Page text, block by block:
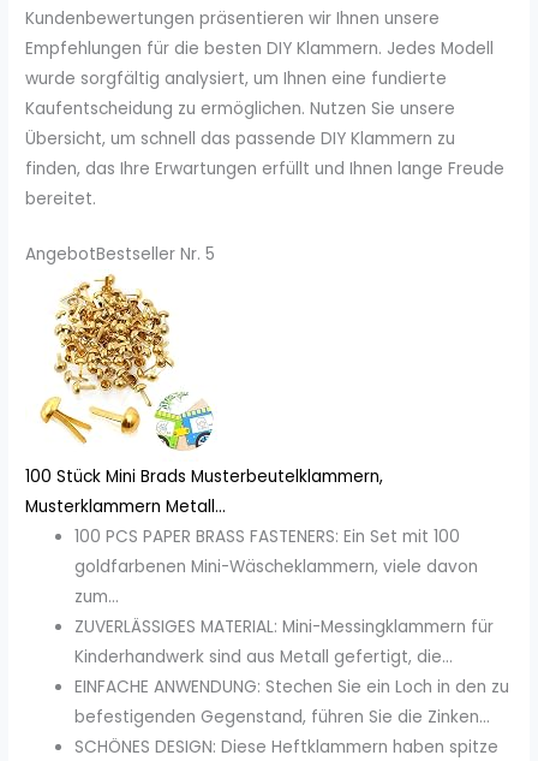
Kundenbewertungen präsentieren wir Ihnen unsere
Empfehlungen für die besten DIY Klammern. Jedes Modell
wurde sorgfältig analysiert, um Ihnen eine fundierte
Kaufentscheidung zu ermöglichen. Nutzen Sie unsere
Übersicht, um schnell das passende DIY Klammern zu
finden, das Ihre Erwartungen erfüllt und Ihnen lange Freude
bereitet.
AngebotBestseller Nr. 5
100 Stück Mini Brads Musterbeutelklammern,
Musterklammern Metall...
100 PCS PAPER BRASS FASTENERS: Ein Set mit 100
goldfarbenen Mini-Wäscheklammern, viele davon
zum...
ZUVERLÄSSIGES MATERIAL: Mini-Messingklammern für
Kinderhandwerk sind aus Metall gefertigt, die...
EINFACHE ANWENDUNG: Stechen Sie ein Loch in den zu
befestigenden Gegenstand, führen Sie die Zinken...
SCHÖNES DESIGN: Diese Heftklammern haben spitze